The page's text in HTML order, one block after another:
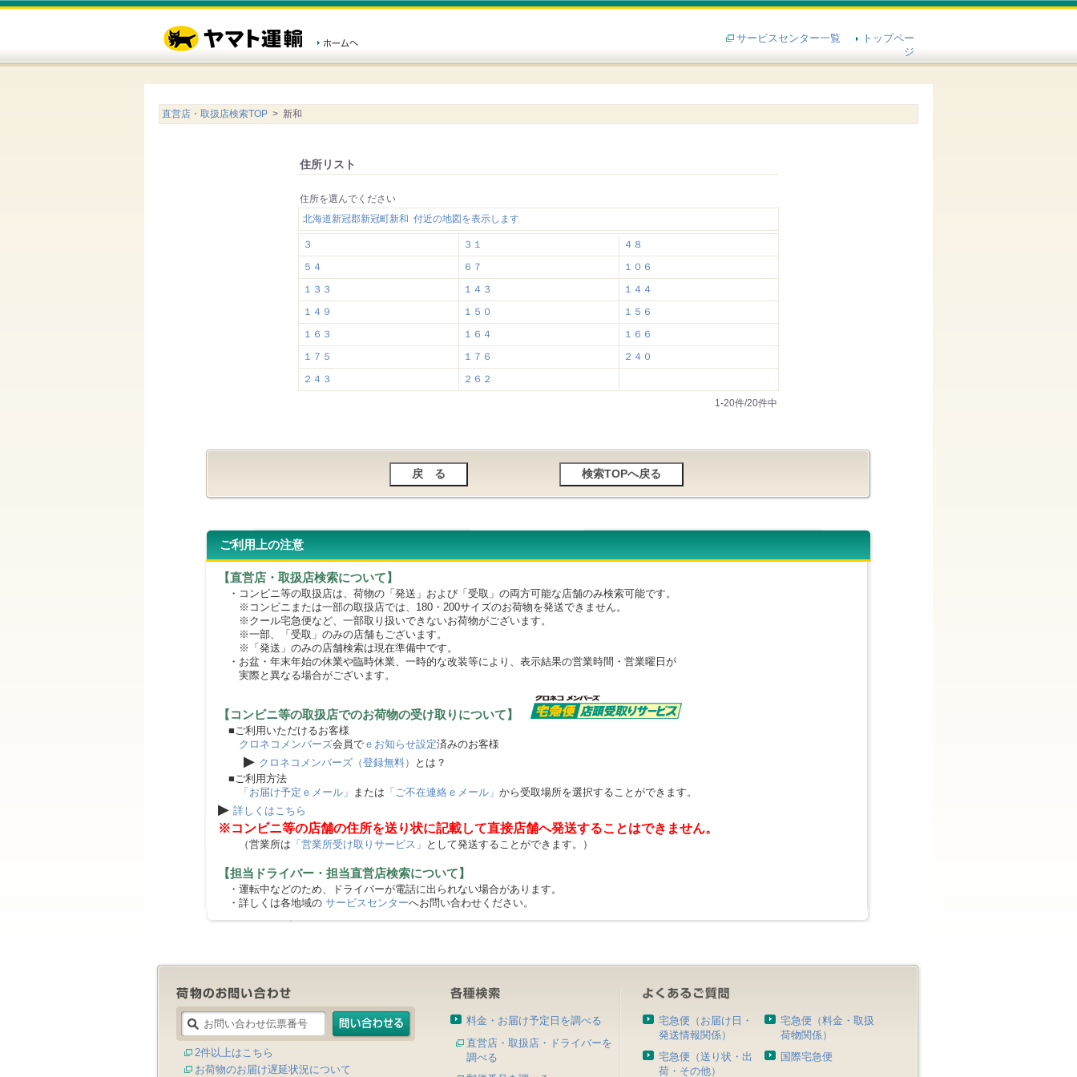
サービスセンター一覧
トップペー
ジ
直営店・取扱店検索TOP > 新和
住所リスト
住所を選んでください
北海道新冠郡新冠町新和 付近の地図を表示します
３ ３１
４８
５４
６７
１０６
１３３
１４３
１４４
１４９
１５０
１５６
１６３
１６４
１６６
１７５
１７６
２４０
２４３
２６２
1-20件/20件中
ご利用上の注意
【直営店・取扱店検索について】
・コンビニ等の取扱店は、荷物の「発送」および「受取」の両方可能な店舗のみ検索可能です。
※コンビニまたは一部の取扱店では、180・200サイズのお荷物を発送できません。
※クール宅急便など、一部取り扱いできないお荷物がございます。
※一部、「受取」のみの店舗もございます。
※「発送」のみの店舗検索は現在準備中です。
・お盆・年末年始の休業や臨時休業、一時的な改装等により、表示結果の営業時間・営業曜日が
実際と異なる場合がございます。
【コンビニ等の取扱店でのお荷物の受け取りについて】
■ご利用いただけるお客様
クロネコメンバーズ会員で ｅお知らせ設定済みのお客様
▶ クロネコメンバーズ（登録無料）
とは？
■ご利用方法
「お届け予定ｅメール」 または 「ご不在連絡ｅメール」 から受取場所を選択することができます。
▶ 詳しくはこちら
※コンビニ等の店舗の住所を送り状に記載して直接店舗へ発送することはできません。
（営業所は 「営業所受け取りサービス」 として発送することができます。）
【担当ドライバー・担当直営店検索について】
・運転中などのため、ドライバーが電話に出られない場合があります。
・詳しくは各地域の サービスセンターへお問い合わせください。
2件以上はこちら
お荷物のお届け遅延状況について
料金・お届け予定日を調べる
直営店・取扱店・ドライバーを
調べる
宅急便（お届け日・
発送情報関係）
宅急便（料金・取扱
荷物関係）
宅急便（送り状・出
荷・その他）
国際宅急便